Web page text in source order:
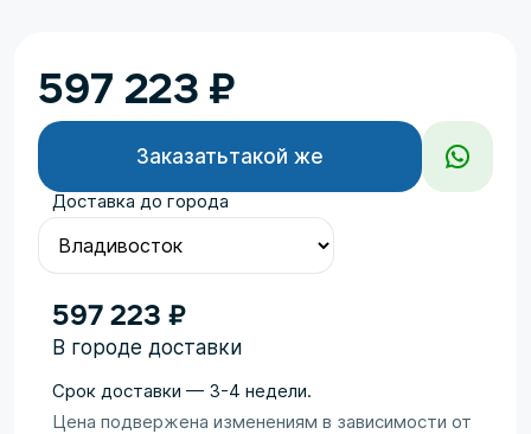
597 223 ₽
Заказатьтакой же
Доставка до города
597 223 ₽
В городе доставки
Срок доставки — 3-4 недели.
Цена подвержена изменениям в зависимости от